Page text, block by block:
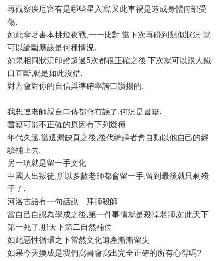
再觀察疾厄宮有是哪些星入宮,又此車禍是造成身體何部受
傷.
如此拿著書本挑燈夜戰,一一比對,當下次再碰到類似狀況,就
可以論斷應該是何種情況.
如果相同狀況印證超過5次都很正確之後,下次就可以跟人鐵
口直斷,就是如此沒錯.
對方會對你的自信與準確率誇口讚揚的.
我想連老師親自口傳都會有誤了,何況是書籍.
書籍可能不正確的原因有下列幾種
年代久遠,當遺漏缺頁之後,後代編譯者會自動以他自己的經
驗補上去.
另一項就是留一手文化
中國人出叛徒,所以多數老師都會留一手,留到最後就只剩殘
手了.
河洛古語有一句話說 拜師殺師
當自己自認為學成之後,第一件事情就是殺掉老師,如此天下
第一死了,那天下第二自然補位
如此惡性循環之下當然文化遺產漸漸留失
如果今天換成是我們寫書會寫出完全正確的所有心得嗎?